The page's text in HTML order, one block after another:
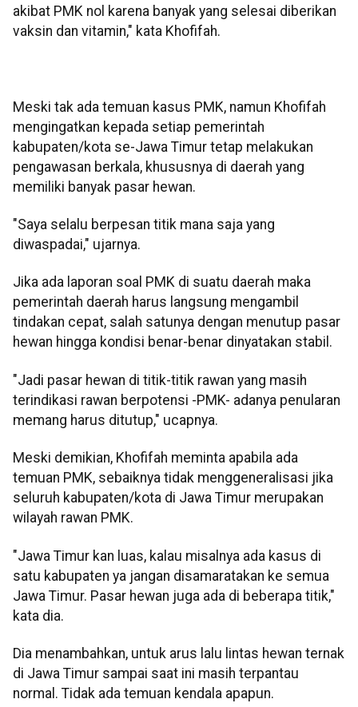
akibat PMK nol karena banyak yang selesai diberikan
vaksin dan vitamin," kata Khofifah.
Meski tak ada temuan kasus PMK, namun Khofifah
mengingatkan kepada setiap pemerintah
kabupaten/kota se-Jawa Timur tetap melakukan
pengawasan berkala, khususnya di daerah yang
memiliki banyak pasar hewan.
"Saya selalu berpesan titik mana saja yang
diwaspadai," ujarnya.
Jika ada laporan soal PMK di suatu daerah maka
pemerintah daerah harus langsung mengambil
tindakan cepat, salah satunya dengan menutup pasar
hewan hingga kondisi benar-benar dinyatakan stabil.
"Jadi pasar hewan di titik-titik rawan yang masih
terindikasi rawan berpotensi -PMK- adanya penularan
memang harus ditutup," ucapnya.
Meski demikian, Khofifah meminta apabila ada
temuan PMK, sebaiknya tidak menggeneralisasi jika
seluruh kabupaten/kota di Jawa Timur merupakan
wilayah rawan PMK.
"Jawa Timur kan luas, kalau misalnya ada kasus di
satu kabupaten ya jangan disamaratakan ke semua
Jawa Timur. Pasar hewan juga ada di beberapa titik,"
kata dia.
Dia menambahkan, untuk arus lalu lintas hewan ternak
di Jawa Timur sampai saat ini masih terpantau
normal. Tidak ada temuan kendala apapun.